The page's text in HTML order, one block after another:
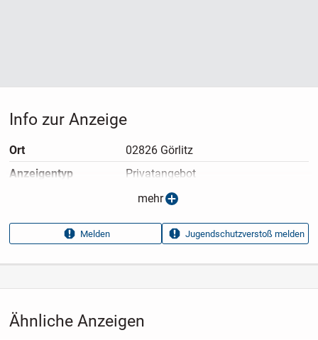
Ähnliche Anzeigen
Info zur Anzeige
Ort
02826 Görlitz
Anzeigen­typ
Privatangebot
11.05.2026
Anzeigen­kennung
3e526b98
Aufrufe dieser
9
mehr
Melden Jugendschutzverstoß melden